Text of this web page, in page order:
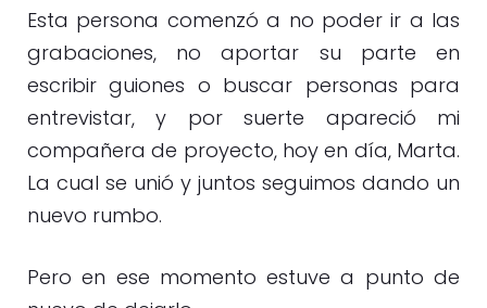
Esta persona comenzó a no poder ir a las
grabaciones, no aportar su parte en
escribir guiones o buscar personas para
entrevistar, y por suerte apareció mi
compañera de proyecto, hoy en día, Marta.
La cual se unió y juntos seguimos dando un
nuevo rumbo.
Pero en ese momento estuve a punto de